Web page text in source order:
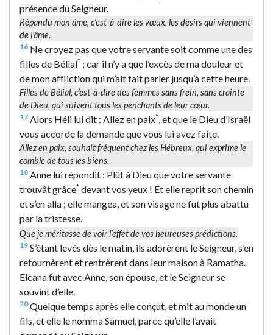
présence du Seigneur.
Répandu mon âme, c’est-à-dire les vœux, les désirs qui viennent
de l’âme.
16 Ne croyez pas que votre servante soit comme une des
filles de Bélial* ; car il n’y a que l’excès de ma douleur et
de mon affliction qui m’ait fait parler jusqu’à cette heure.
Filles de Bélial, c’est-à-dire des femmes sans frein, sans crainte
de Dieu, qui suivent tous les penchants de leur cœur.
17 Alors Héli lui dit : Allez en paix* , et que le Dieu d’Israël
vous accorde la demande que vous lui avez faite.
Allez en paix, souhait fréquent chez les Hébreux, qui exprime le
comble de tous les biens.
18 Anne lui répondit : Plût à Dieu que votre servante
trouvât grâce* devant vos yeux ! Et elle reprit son chemin
et s’en alla ; elle mangea, et son visage ne fut plus abattu
par la tristesse.
Que je méritasse de voir l’effet de vos heureuses prédictions.
19 S’étant levés dès le matin, ils adorèrent le Seigneur, s’en
retournèrent et rentrèrent dans leur maison à Ramatha.
Elcana fut avec Anne, son épouse, et le Seigneur se
souvint d’elle.
20Quelque temps après elle conçut, et mit au monde un
fils, et elle le nomma Samuel, parce qu’elle l’avait